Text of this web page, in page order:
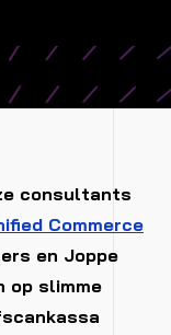
consultants
Commerce
en Joppe
op slimme